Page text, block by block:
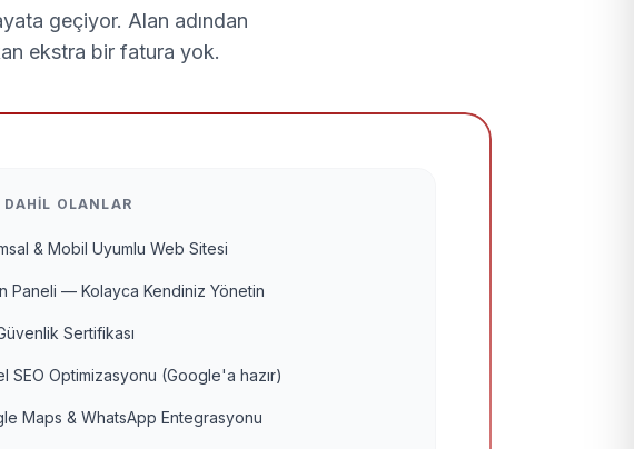
geçiyor. Alan adından
ekstra bir fatura yok.
DAHIL OLANLAR
& Mobil Uyumlu Web Sitesi
Paneli — Kolayca Kendiniz Yönetin
Sertifikası
SEO Optimizasyonu (Google'a hazır)
Maps & WhatsApp Entegrasyonu